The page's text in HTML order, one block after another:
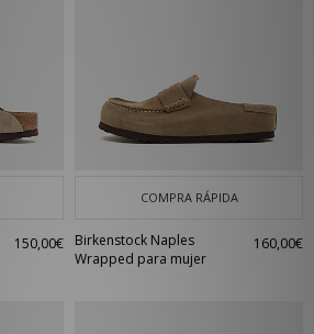
150,00€
COMPRA RÁPIDA
Birkenstock Naples
Wrapped para mujer
160,00€